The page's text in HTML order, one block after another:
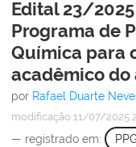
Edital 23/
Programa de
Química para
acadêmico do
por Rafael Duarte
modificação 11/07/2025
— registrado em: